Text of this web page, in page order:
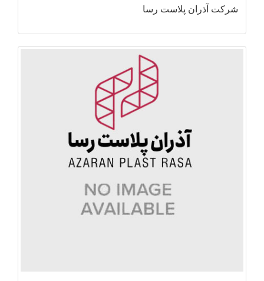
شرکت آذران پلاست رسا